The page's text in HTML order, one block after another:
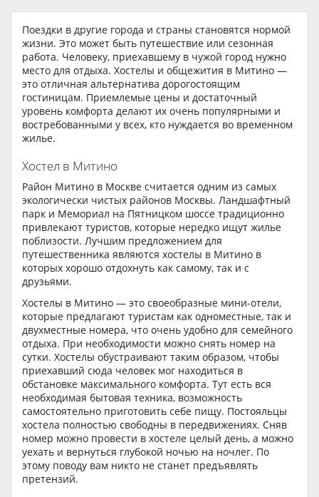
Поездки в другие города и страны становятся нормой
жизни. Это может быть путешествие или сезонная
работа. Человеку, приехавшему в чужой город нужно
место для отдыха. Хостелы и общежития в Митино —
это отличная альтернатива дорогостоящим
гостиницам. Приемлемые цены и достаточный
уровень комфорта делают их очень популярными и
востребованными у всех, кто нуждается во временном
жилье.
Хостел в Митино
Район Митино в Москве считается одним из самых
экологически чистых районов Москвы. Ландшафтный
парк и Мемориал на Пятницком шоссе традиционно
привлекают туристов, которые нередко ищут жилье
поблизости. Лучшим предложением для
путешественника являются хостелы в Митино в
которых хорошо отдохнуть как самому, так и с
друзьями.
Хостелы в Митино — это своеобразные мини-отели,
которые предлагают туристам как одноместные, так и
двухместные номера, что очень удобно для семейного
отдыха. При необходимости можно снять номер на
сутки. Хостелы обустраивают таким образом, чтобы
приехавший сюда человек мог находиться в
обстановке максимального комфорта. Тут есть вся
необходимая бытовая техника, возможность
самостоятельно приготовить себе пищу. Постояльцы
хостела полностью свободны в передвижениях. Сняв
номер можно провести в хостеле целый день, а можно
уехать и вернуться глубокой ночью на ночлег. По
этому поводу вам никто не станет предъявлять
претензий.